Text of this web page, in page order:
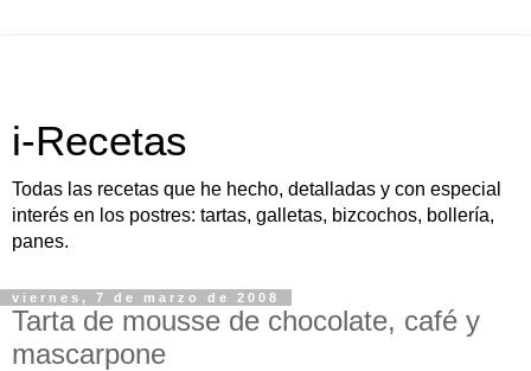
i-Recetas
Todas las recetas que he hecho, detalladas y con especial
interés en los postres: tartas, galletas, bizcochos, bollería,
panes.
viernes, 7 de marzo de 2008
Tarta de mousse de chocolate, café y
mascarpone